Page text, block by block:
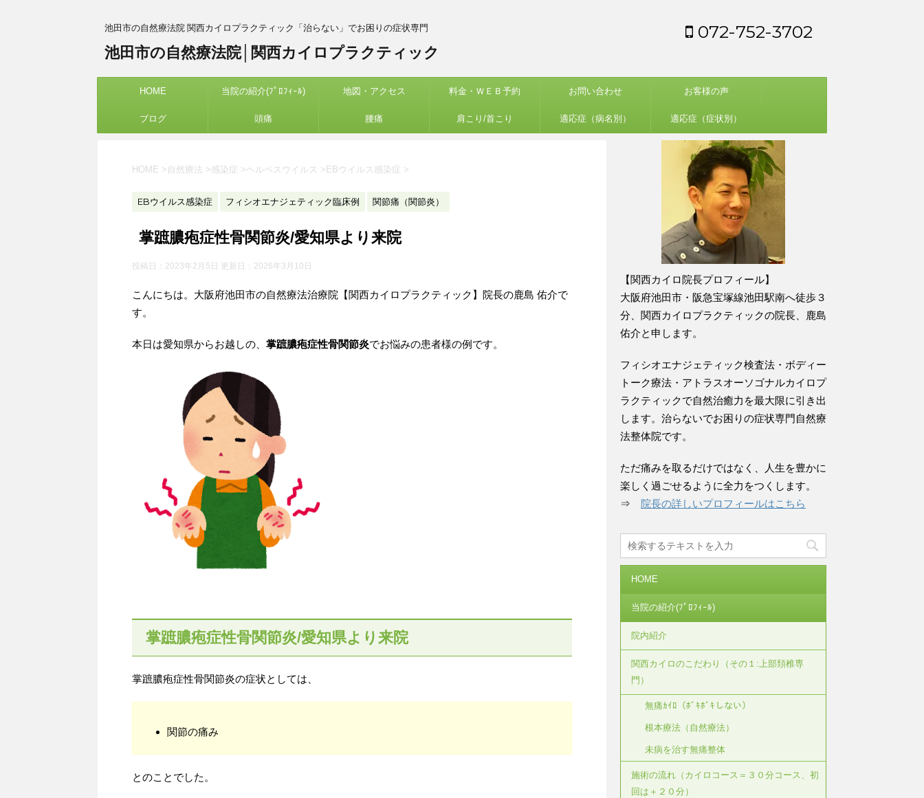
池田市の自然療法院 関西カイロプラクティック「治らない」でお困りの症状専門
池田市の自然療法院│関西カイロプラクティック
072-752-3702
HOME 当院の紹介(ﾌﾟﾛﾌｨｰﾙ) 地図・アクセス 料金・ＷＥＢ予約 お問い合わせ お客様の声
ブログ 頭痛 腰痛 肩こり/首こり 適応症（病名別） 適応症（症状別）
HOME > 自然療法 >感染症 >ヘルペスウイルス > EBウイルス感染症 >
EBウイルス感染症 フィシオエナジェティック臨床例 関節痛（関節炎）
掌蹠膿疱症性骨関節炎/愛知県より来院
投稿日：2023年2月5日 更新日： 2026年3月10日
こんにちは。大阪府池田市の自然療法治療院【関西カイロプラクティック】院長の鹿島 佑介で
す。
本日は愛知県からお越しの、 掌蹠膿疱症性骨関節炎でお悩みの患者様の例です。
掌蹠膿疱症性骨関節炎/愛知県より来院
掌蹠膿疱症性骨関節炎の症状としては、
関節の痛み
とのことでした。
【関西カイロ院長プロフィール】
大阪府池田市・阪急宝塚線池田駅南へ徒歩３
分、関西カイロプラクティックの院長、鹿島
佑介と申します。
フィシオエナジェティック検査法・ボディー
トーク療法・アトラスオーソゴナルカイロプ
ラクティックで自然治癒力を最大限に引き出
します。治らないでお困りの症状専門自然療
法整体院です。
ただ痛みを取るだけではなく、人生を豊かに
楽しく過ごせるように全力をつくします。
⇒ 院長の詳しいプロフィールはこちら
HOME
当院の紹介(ﾌﾟﾛﾌｨｰﾙ)
院内紹介
関西カイロのこだわり（その１:上部頚椎専
門）
無痛ｶｲﾛ（ﾎﾞｷﾎﾞｷしない）
根本療法（自然療法）
未病を治す無痛整体
施術の流れ（カイロコース＝３０分コース、初
回は＋２０分）